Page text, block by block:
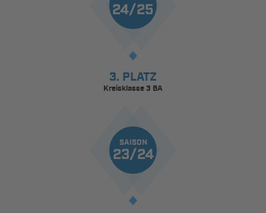
24/25
3. PLATZ
Kreisklasse 3 BA
SAISON
23/24